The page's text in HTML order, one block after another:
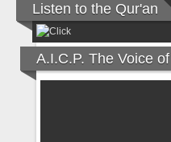
Listen to the Qur'an
A.I.C.P. The Voice